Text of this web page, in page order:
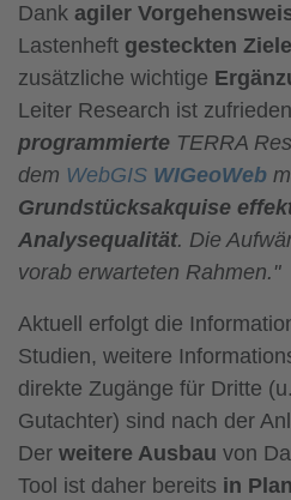
Dank agiler
Lastenheft gesteckten
zusätzliche wichtige
Leiter Research ist
programmierte TERRA
dem WebGIS WIGeoWeb
Grundstücksakquise
Analysequalität. Die
vorab erwarteten Rahmen."
Aktuell erfolgt die
Studien, weitere
direkte Zugänge für Dritte
Gutachter) sind nach der
Der weitere Ausbau von
Tool ist daher bereits in